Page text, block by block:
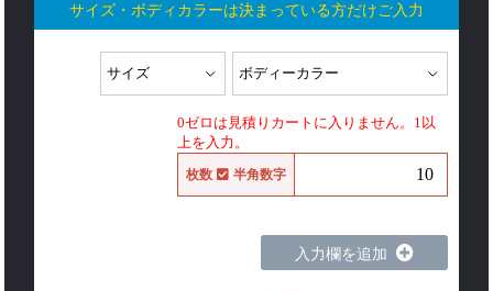
サイズ・ボディカラーは決まっている方だけご入力
0ゼロは見積りカートに入りません。1以
上を入力。
枚数 半角数字
入力欄を追加